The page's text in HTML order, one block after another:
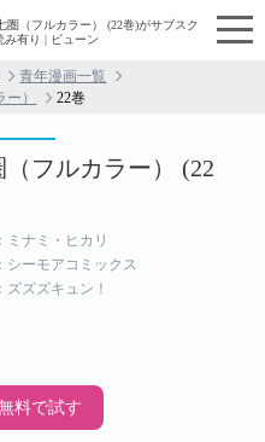
圏（フルカラー） (22巻)がサブスク
み有り | ビューン
青年漫画一覧
） 22巻
（フルカラー） (22
ナミ・ヒカリ
シーモアコミックス
ズズキュン！
料で試す